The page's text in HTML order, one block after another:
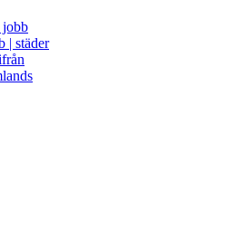
jobb
| städer